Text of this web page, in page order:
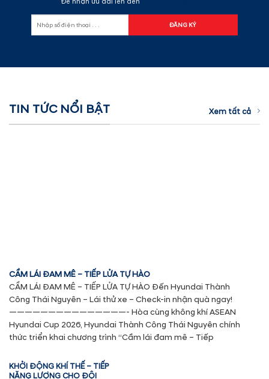
Để nhận ưu đãi lên đến
TIN TỨC NỔI BẬT Xem tất cả
CẦM LÁI ĐAM MÊ – TIẾP LỬA TỰ HÀO
CẦM LÁI ĐAM MÊ – TIẾP LỬA TỰ HÀO Đến Hyundai Thành
Công Thái Nguyên – Lái thử xe – Check-in nhận quà ngay!
———————————————- Hòa cùng không khí ASEAN
Hyundai Cup 2026, Hyundai Thành Công Thái Nguyên chính
thức triển khai chương trình “Cầm lái đam mê – Tiếp
KHỞI ĐỘNG KHÍ THẾ – TIẾP
NĂNG LƯỢNG CHO ĐỘI